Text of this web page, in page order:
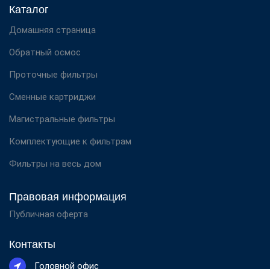
Каталог
Домашняя страница
Обратный осмос
Проточные фильтры
Сменные картриджи
Магистральные фильтры
Комплектующие к фильтрам
Фильтры на весь дом
Правовая информация
Публичная оферта
Контакты
Головной офис